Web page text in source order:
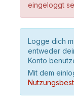
eingeloggt
Logge dich
entweder
Konto
Mit dem